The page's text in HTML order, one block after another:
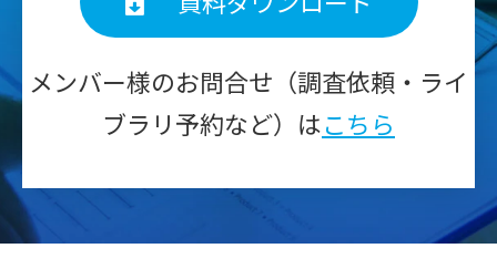
メンバー様のお問合せ（調査依頼・ライ
ブラリ予約など）はこちら